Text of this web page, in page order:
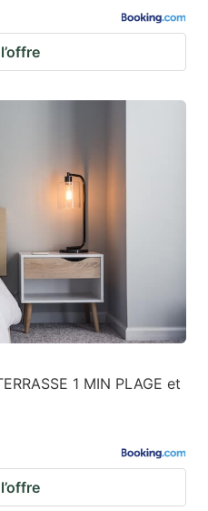
1 MIN PLAGE et